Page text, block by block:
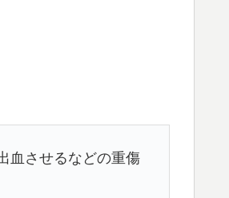
血させるなどの重傷